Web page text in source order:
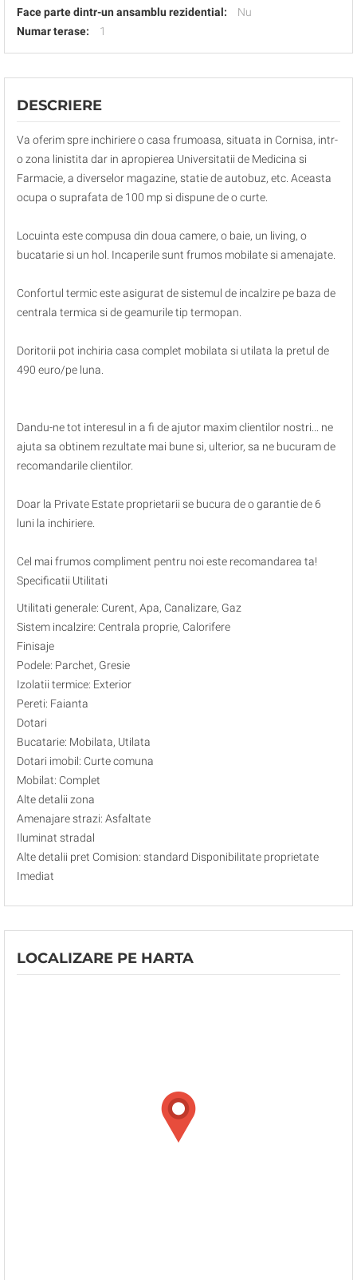
Face parte dintr-un ansamblu rezidential:
Nu
Numar terase:
1
DESCRIERE
Va oferim spre inchiriere o casa frumoasa, situata in Cornisa, intr-
o zona linistita dar in apropierea Universitatii de Medicina si
Farmacie, a diverselor magazine, statie de autobuz, etc. Aceasta
ocupa o suprafata de 100 mp si dispune de o curte.
Locuinta este compusa din doua camere, o baie, un living, o
bucatarie si un hol. Incaperile sunt frumos mobilate si amenajate.
Confortul termic este asigurat de sistemul de incalzire pe baza de
centrala termica si de geamurile tip termopan.
Doritorii pot inchiria casa complet mobilata si utilata la pretul de
490 euro/pe luna.
Dandu-ne tot interesul in a fi de ajutor maxim clientilor nostri... ne
ajuta sa obtinem rezultate mai bune si, ulterior, sa ne bucuram de
recomandarile clientilor.
Doar la Private Estate proprietarii se bucura de o garantie de 6
luni la inchiriere.
Cel mai frumos compliment pentru noi este recomandarea ta!
Specificatii Utilitati
Utilitati generale: Curent, Apa, Canalizare, Gaz
Sistem incalzire: Centrala proprie, Calorifere
Finisaje
Podele: Parchet, Gresie
Izolatii termice: Exterior
Pereti: Faianta
Dotari
Bucatarie: Mobilata, Utilata
Dotari imobil: Curte comuna
Mobilat: Complet
Alte detalii zona
Amenajare strazi: Asfaltate
Iluminat stradal
Alte detalii pret Comision: standard Disponibilitate proprietate
Imediat
LOCALIZARE PE HARTA